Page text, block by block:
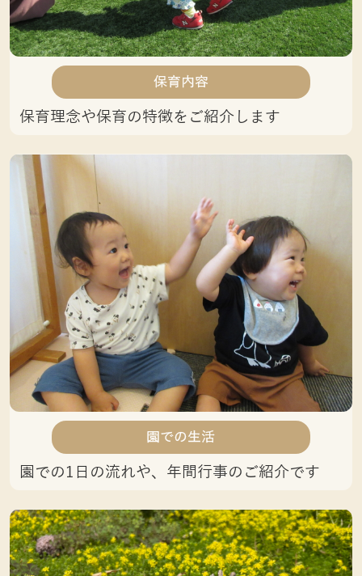
保育内容
保育理念や保育の特徴をご紹介します
園での生活
園での1日の流れや、年間行事のご紹介です